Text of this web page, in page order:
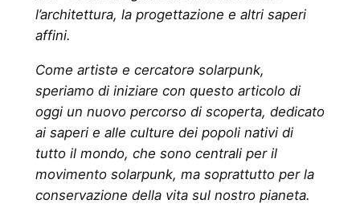
l’architettura, la progettazione e altri saperi
affini.
Come artistə e cercatorə solarpunk,
speriamo di iniziare con questo articolo di
oggi un nuovo percorso di scoperta, dedicato
ai saperi e alle culture dei popoli nativi di
tutto il mondo, che sono centrali per il
movimento solarpunk, ma soprattutto per la
conservazione della vita sul nostro pianeta.